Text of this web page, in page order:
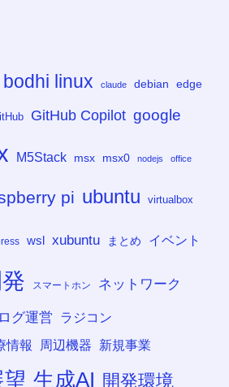
bodhi linux claude debian edge
GitHub Copilot google
M5Stack msx msx0 nodejs office
pi ubuntu virtualbox
wsl xubuntu まとめ イベント
スマートホン ネットワーク
グ運営 ラジコン
情報 周辺機器 新規事業
生成AI 開発環境